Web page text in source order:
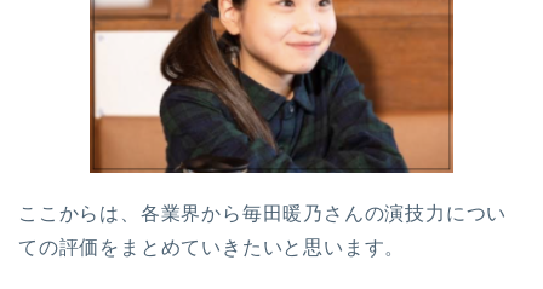
ここからは、各業界から毎田暖乃さんの演技力につい
ての評価をまとめていきたいと思います。